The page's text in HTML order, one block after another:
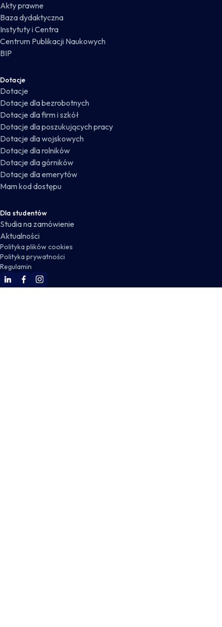
Akty prawne
Baza dydaktyczna
Instytuty i Centra
Centrum Publikacji Naukowych
BIP
Dotacje
Dotacje
Dotacje dla bezrobotnych
Dotacje dla firm i szkół
Dotacje dla poszukujących pracy
Dotacje dla wojskowych
Dotacje dla rolników
Dotacje dla górników
Dotacje dla emerytów
Mam kod dostępu
Dla studentów
Studia na zamówienie
Aktualności
Polityka plików cookies
Polityka prywatności
Regulamin
WSKZ Linkedin
WSKZ Facebook
WSKZ Instagram